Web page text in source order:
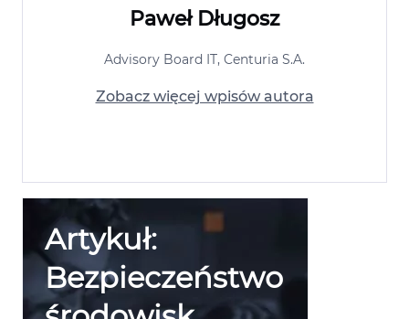
Paweł Długosz
Advisory Board IT, Centuria S.A.
Zobacz więcej wpisów autora
Artykuł:
Bezpieczeństwo